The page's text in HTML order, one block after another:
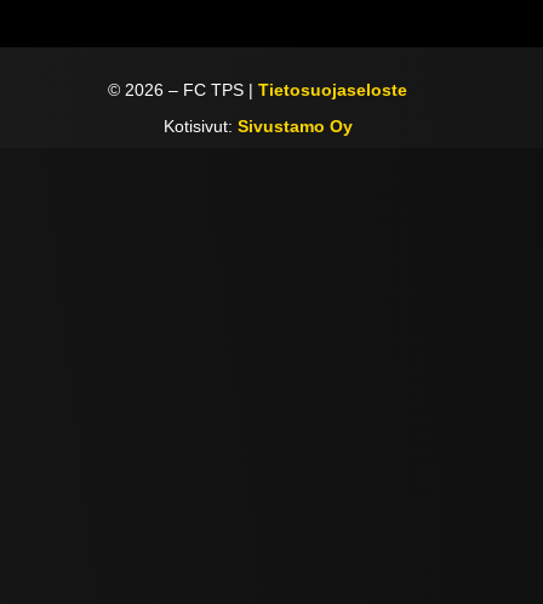
© 2026 – FC TPS |Tietosuojaseloste
Kotisivut: Sivustamo Oy